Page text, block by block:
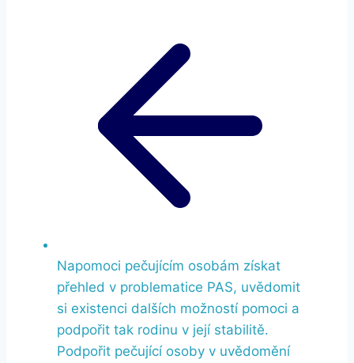
Napomoci pečujícím osobám získat
přehled v problematice PAS, uvědomit
si existenci dalších možností pomoci a
podpořit tak rodinu v její stabilitě.
Podpořit pečující osoby v uvědomění